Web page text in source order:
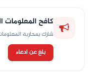
كافح المعلومات
شارك بمحاربة
بلغ عن ادعاء